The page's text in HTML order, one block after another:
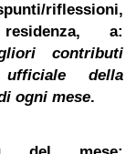
riflessioni,
a:
contributi
della
ogni mese.